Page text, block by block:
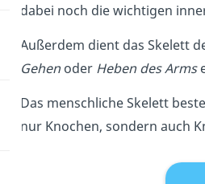
dabei noch die wichtigen
Außerdem dient das Skelett
Gehen oder Heben des Arms
Das menschliche Skelett
nur Knochen, sondern auch